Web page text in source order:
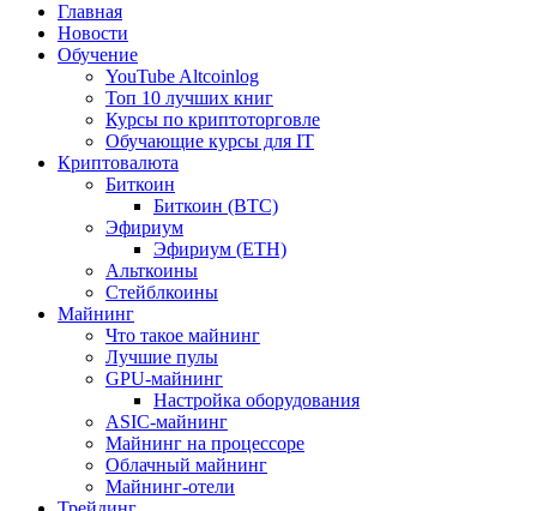
Главная
Новости
Обучение
YouTube Altcoinlog
Топ 10 лучших книг
Курсы по криптоторговле
Обучающие курсы для IT
Криптовалюта
Биткоин
Биткоин (BTC)
Эфириум
Эфириум (ETH)
Альткоины
Стейблкоины
Майнинг
Что такое майнинг
Лучшие пулы
GPU-майнинг
Настройка оборудования
ASIC-майнинг
Майнинг на процессоре
Облачный майнинг
Майнинг-отели